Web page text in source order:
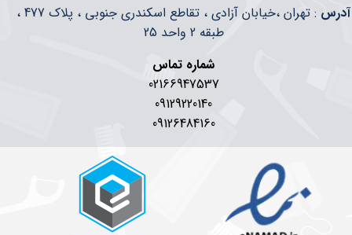
​​آدرس
: تهران ،خیابان آزادی ، تقاطع اسکندری جنوبی ، پلاک 477 ،
طبقه 2 واحد 25
شماره تماس
02166947537
09129220140
09126484160